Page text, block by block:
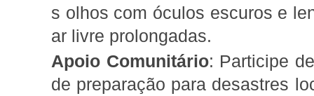
s olhos com óculos escuros e
ar livre prolongadas.
Apoio Comunitário: Participe
de preparação para desastres